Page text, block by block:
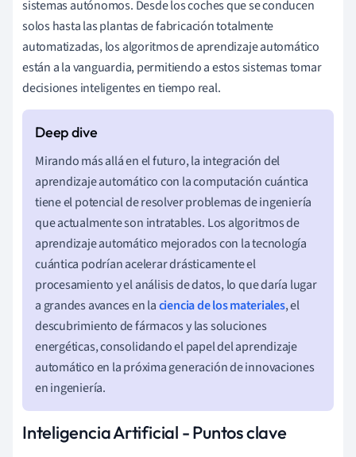
sistemas autónomos. Desde los coches que se conducen
solos hasta las plantas de fabricación totalmente
automatizadas, los algoritmos de aprendizaje automático
están a la vanguardia, permitiendo a estos sistemas tomar
decisiones inteligentes en tiempo real.
Mirando más allá en el futuro, la integración del
aprendizaje automático con la computación cuántica
tiene el potencial de resolver problemas de ingeniería
que actualmente son intratables. Los algoritmos de
aprendizaje automático mejorados con la tecnología
cuántica podrían acelerar drásticamente el
procesamiento y el análisis de datos, lo que daría lugar
a grandes avances en laciencia de los materiales, el
descubrimiento de fármacos y las soluciones
energéticas, consolidando el papel del aprendizaje
automático en la próxima generación de innovaciones
en ingeniería.
Inteligencia Artificial - Puntos clave